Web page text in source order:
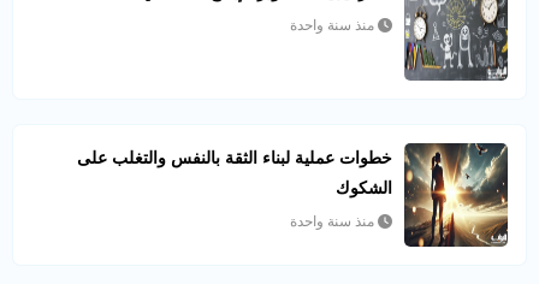
منذ سنة واحدة
خطوات عملية لبناء الثقة بالنفس والتغلب على
الشكوك
منذ سنة واحدة